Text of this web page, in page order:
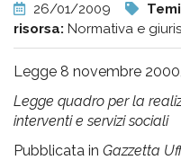
26/01/2009
risorsa: Normativa e
Legge 8 novembre
Legge quadro per la
interventi e servizi sociali
Pubblicata in Gazzetta